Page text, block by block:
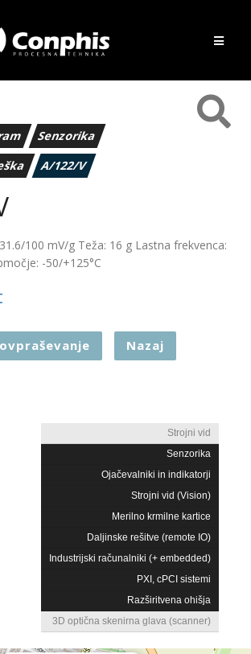
Senzorika
A/122/V
100 mV/g Teža: 16 g Lastna frekvenca:
-50/+125°C
Nazaj
Strojni vid
Senzorika
Ojačevalniki in indikatorji
Strojni vid (Vision)
Merilno krmilne kartice
Daljinske rešitve (remote IO)
Industrijski računalniki (+ embedded)
PXI, cPCI sistemi
Razširitvena ohišja
3D optična skenirna glava (scanner)